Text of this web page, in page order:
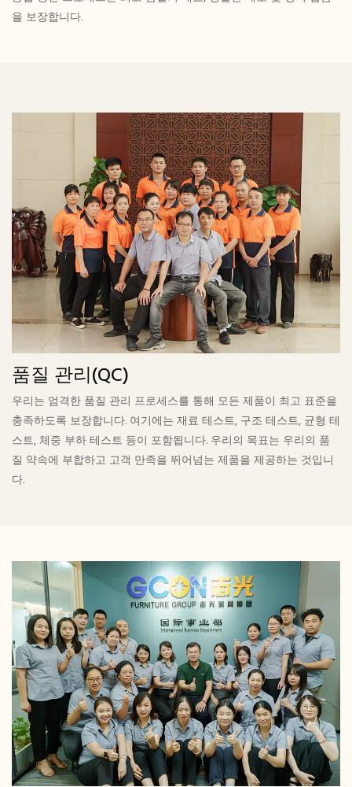
을 보장합니다.
품질 관리(QC)
우리는 엄격한 품질 관리 프로세스를 통해 모든 제품이 최고 표준을
충족하도록 보장합니다. 여기에는 재료 테스트, 구조 테스트, 균형 테
스트, 체중 부하 테스트 등이 포함됩니다. 우리의 목표는 우리의 품
질 약속에 부합하고 고객 만족을 뛰어넘는 제품을 제공하는 것입니
다.